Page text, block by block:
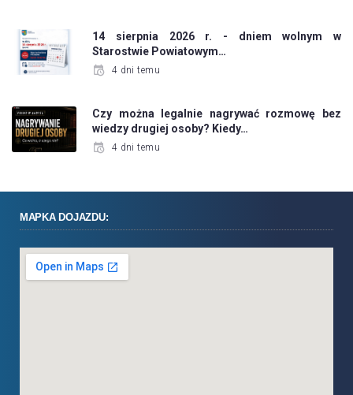
14 sierpnia 2026 r. - dniem wolnym w
Starostwie Powiatowym…
4 dni temu
Czy można legalnie nagrywać rozmowę bez
wiedzy drugiej osoby? Kiedy…
4 dni temu
MAPKA DOJAZDU: